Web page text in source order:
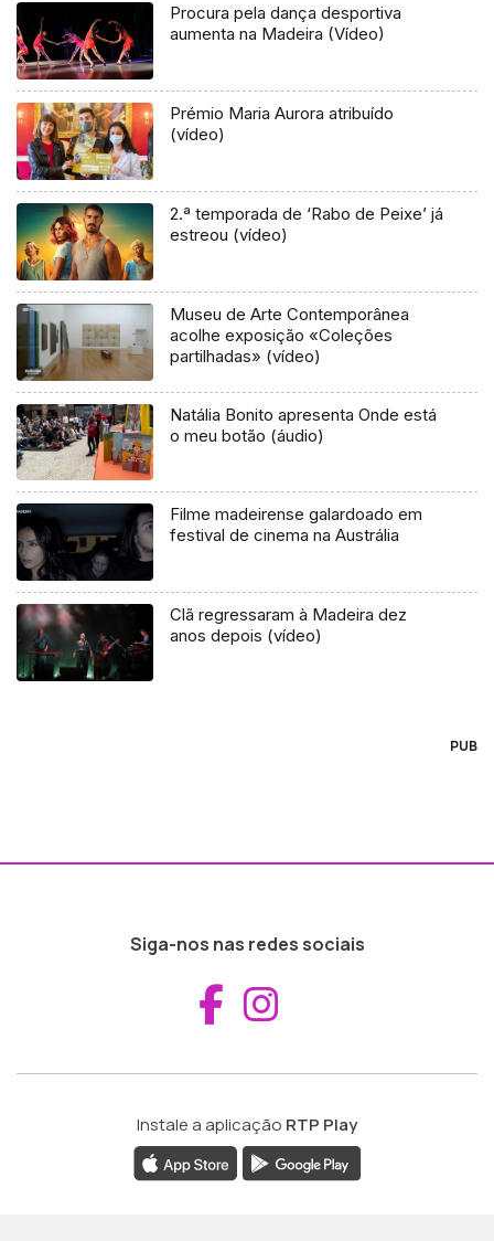
Procura pela dança desportiva
aumenta na Madeira (Vídeo)
Prémio Maria Aurora atribuído
(vídeo)
2.ª temporada de ‘Rabo de Peixe’ já
estreou (vídeo)
Museu de Arte Contemporânea
acolhe exposição «Coleções
partilhadas» (vídeo)
Natália Bonito apresenta Onde está
o meu botão (áudio)
Filme madeirense galardoado em
festival de cinema na Austrália
Clã regressaram à Madeira dez
anos depois (vídeo)
PUB
Siga-nos nas redes sociais
Aceder ao
Instale a aplicação RTP Play